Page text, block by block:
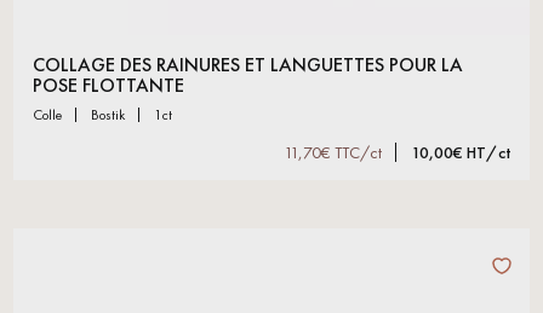
COLLAGE DES RAINURES ET LANGUETTES POUR LA
POSE FLOTTANTE
colle bostik 1ct
11,70€ TTC/ct 10,00€ HT/ct